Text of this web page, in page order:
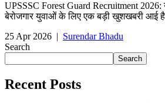
UPSSSC Forest Guard Recruitment 2026:
बेरोजगार युवाओं के लिए एक बड़ी खुशखबरी आई
25 Apr 2026 | Surendar Bhadu
Search
Search
Recent Posts